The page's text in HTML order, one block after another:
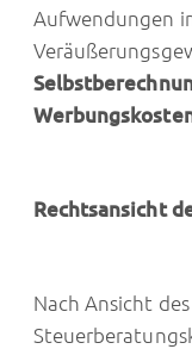
Aufwendungen
Rechtsansicht
Nach Ansicht